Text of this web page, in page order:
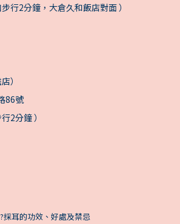
行2分鐘，大倉久和飯店對面 ）
）
86號
2分鐘 ）
採耳的功效、好處及禁忌